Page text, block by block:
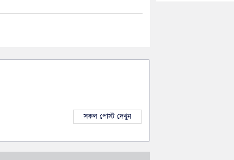
সকল পোস্ট দেখুন